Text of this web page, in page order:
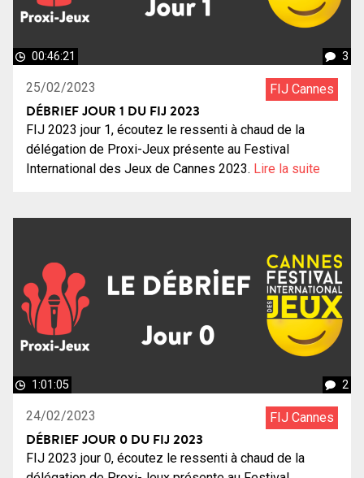
00:46:21 3
25/02/2023 FIJ Cannes
DÉBRIEF JOUR 1 DU FIJ 2023
FIJ 2023 jour 1, écoutez le ressenti à chaud de la
délégation de Proxi-Jeux présente au Festival
International des Jeux de Cannes 2023. Lire la suite
1:01:05 2
24/02/2023 FIJ Cannes
DÉBRIEF JOUR 0 DU FIJ 2023
FIJ 2023 jour 0, écoutez le ressenti à chaud de la